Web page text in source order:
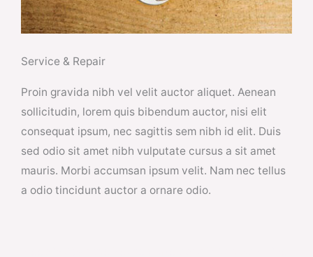
Service & Repair
Proin gravida nibh vel velit auctor aliquet. Aenean
sollicitudin, lorem quis bibendum auctor, nisi elit
consequat ipsum, nec sagittis sem nibh id elit. Duis
sed odio sit amet nibh vulputate cursus a sit amet
mauris. Morbi accumsan ipsum velit. Nam nec tellus
a odio tincidunt auctor a ornare odio.